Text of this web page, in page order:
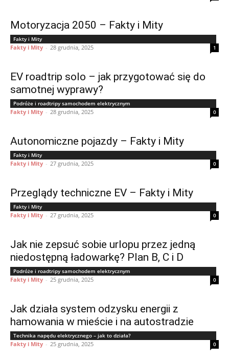
Motoryzacja 2050 – Fakty i Mity
Fakty i Mity
Fakty i Mity - 28 grudnia, 2025 1
EV roadtrip solo – jak przygotować się do
samotnej wyprawy?
Podróże i roadtripy samochodem elektrycznym
Fakty i Mity - 28 grudnia, 2025 0
Autonomiczne pojazdy – Fakty i Mity
Fakty i Mity
Fakty i Mity - 27 grudnia, 2025 0
Przeglądy techniczne EV – Fakty i Mity
Fakty i Mity
Fakty i Mity - 27 grudnia, 2025 0
Jak nie zepsuć sobie urlopu przez jedną
niedostępną ładowarkę? Plan B, C i D
Podróże i roadtripy samochodem elektrycznym
Fakty i Mity - 25 grudnia, 2025 0
Jak działa system odzysku energii z
hamowania w mieście i na autostradzie
Technika napędu elektrycznego – jak to działa?
Fakty i Mity - 25 grudnia, 2025 0